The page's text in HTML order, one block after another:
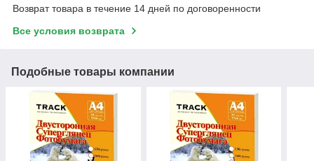
Возврат товара в течение 14 дней по договоренности
Все условия возврата
Подобные товары компании